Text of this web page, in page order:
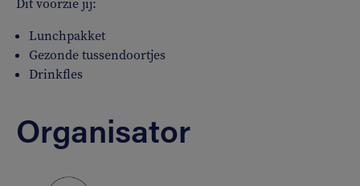
Dit voorzie jij:
Lunchpakket
Gezonde tussendoortjes
Drinkfles
Organisator